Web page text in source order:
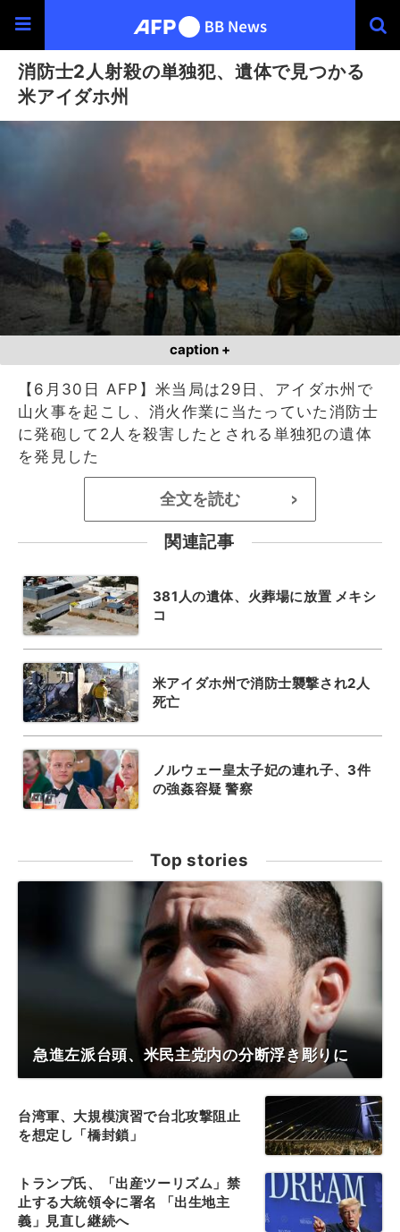
消防士2人射殺の単独犯、遺体で見つかる
米アイダホ州
caption +
【6月30日 AFP】米当局は29日、アイダホ州で
山火事を起こし、消火作業に当たっていた消防士
に発砲して2人を殺害したとされる単独犯の遺体
を発見した
全文を読む >
関連記事
381人の遺体、火葬場に放置 メキシ
コ
米アイダホ州で消防士襲撃され2人
死亡
ノルウェー皇太子妃の連れ子、3件
の強姦容疑 警察
Top stories
急進左派台頭、米民主党内の分断浮き彫りに
台湾軍、大規模演習で台北攻撃阻止
を想定し「橋封鎖」
トランプ氏、「出産ツーリズム」禁
止する大統領令に署名 「出生地主
義」見直し継続へ